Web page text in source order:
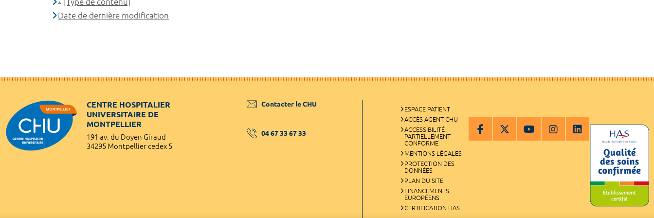
Date de dernière modification
CENTRE HOSPITALIER
UNIVERSITAIRE DE
MONTPELLIER
191 av. du Doyen Giraud
34295 Montpellier cedex 5
Contacter le CHU
04 67 33 67 33
ESPACE PATIENT
ACCÈS AGENT CHU
ACCESSIBILITÉ :
PARTIELLEMENT
CONFORME
MENTIONS LÉGALES
PROTECTION DES
DONNÉES
PLAN DU SITE
FINANCEMENTS
EUROPÉENS
CERTIFICATION HAS